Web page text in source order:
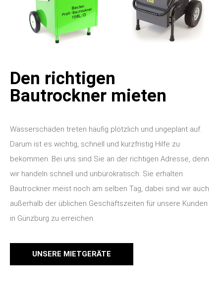
Den richtigen
Bautrockner mieten
Wasserschäden treten häufig plötzlich und ungeplant auf.
Darum ist es wichtig, schnell und kurzfristig Hilfe zu
bekommen. Bei uns sind Sie an der richtigen Adresse, denn
wir handeln schnell und unbürokratisch. Sie erhalten
Bautrockner meist noch am selben Tag, dabei sind wir auch
außerhalb der üblichen Geschäftszeiten für unsere Kunden
in Günzburg zu erreichen.
UNSERE MIETGERÄTE